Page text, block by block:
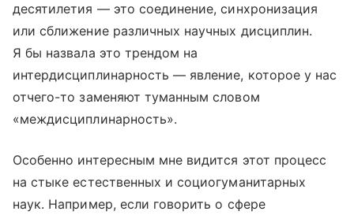
десятилетия — это соединение, синхронизация
или сближение различных научных дисциплин.
Я бы назвала это трендом на
интердисциплинарность — явление, которое у нас
отчего-то заменяют туманным словом
«междисциплинарность».
Особенно интересным мне видится этот процесс
на стыке естественных и социогуманитарных
наук. Например, если говорить о сфере